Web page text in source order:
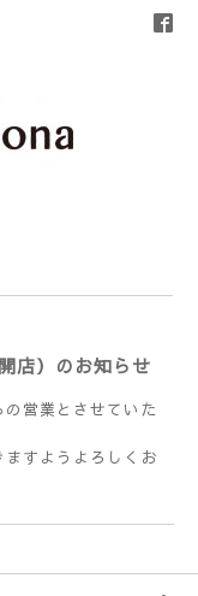
店）のお知らせ
営業とさせていた
すようよろしくお